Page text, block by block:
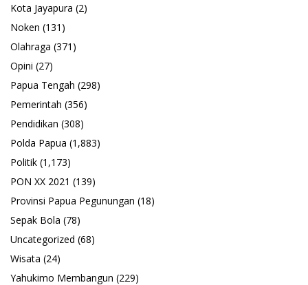
Kota Jayapura (2)
Noken (131)
Olahraga (371)
Opini (27)
Papua Tengah (298)
Pemerintah (356)
Pendidikan (308)
Polda Papua (1,883)
Politik (1,173)
PON XX 2021 (139)
Provinsi Papua Pegunungan (18)
Sepak Bola (78)
Uncategorized (68)
Wisata (24)
Yahukimo Membangun (229)